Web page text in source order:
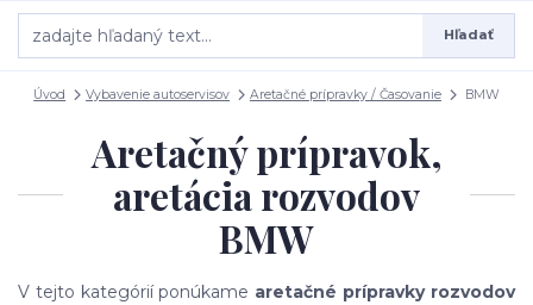
Hľadať
Úvod Vybavenie autoservisov Aretačné prípravky / Časovanie BMW
Aretačný prípravok,
aretácia rozvodov
BMW
V tejto kategórií ponúkame aretačné prípravky rozvodov